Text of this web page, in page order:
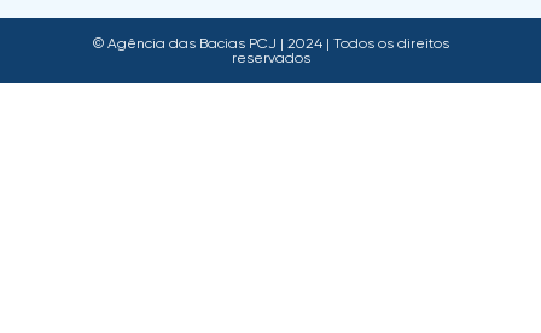
© Agência das Bacias PCJ | 2024 | Todos os direitos
reservados